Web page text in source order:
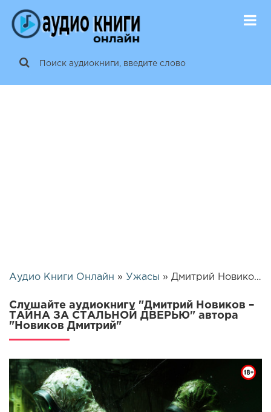
Аудио Книги Онлайн » Ужасы » Дмитрий Новиков – ТАЙНА ЗА СТАЛЬНОЙ ДВЕРЬЮ | 25831
Слушайте аудиокнигу "Дмитрий Новиков –
ТАЙНА ЗА СТАЛЬНОЙ ДВЕРЬЮ" автора
"Новиков Дмитрий"